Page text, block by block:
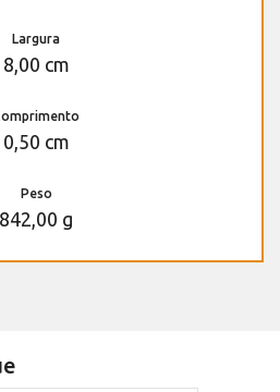
Largura
8,00 cm
0,50 cm
Peso
842,00 g